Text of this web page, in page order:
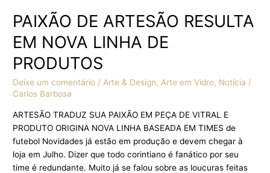
PAIXÃO DE ARTESÃO RESULTA
EM NOVA LINHA DE
PRODUTOS
Deixe um comentário /Arte & Design,Arte em Vidro, Notícia /
Carlos Barbosa
ARTESÃO TRADUZ SUA PAIXÃO EM PEÇA DE VITRAL E
PRODUTO ORIGINA NOVA LINHA BASEADA EM TIMES de
futebol Novidades já estão em produção e devem chegar à
loja em Julho. Dizer que todo corintiano é fanático por seu
time é redundante. Muito já se falou sobre as loucuras feitas